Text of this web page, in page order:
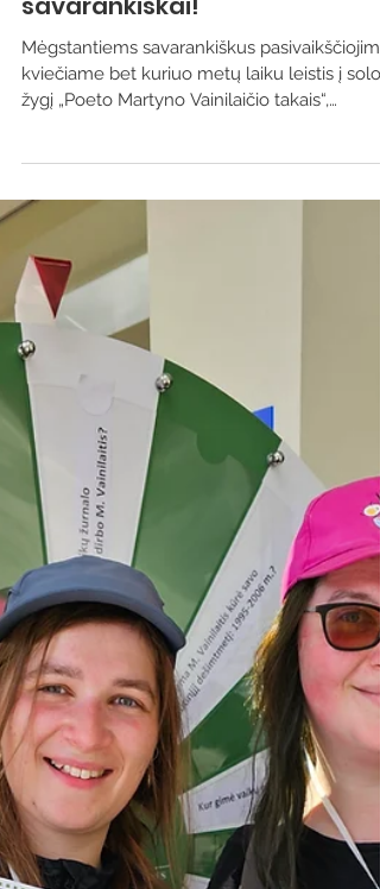
Kviečiame žygiuoti
savarankiškai!
Mėgstantiems savarankiškus
ir finišas – Varėnos viešoji biblioteka (Vytauto
Pritaikyta: pėstiesiems ir dviratininkams ·
Žymėjimas: maršrutas pažymėtas ežiukų
ženklais – sekite juos ir tikrai nepasiklysite
Varėnos miškuose. Jūsų laukia grynas oras,
ramūs pušynai i